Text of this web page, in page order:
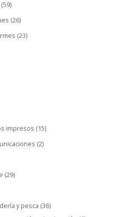
(26)
(23)
impresos (15)
(2)
(29)
y pesca (36)